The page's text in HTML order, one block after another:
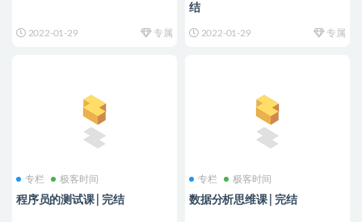
2022-01-29 专属
结
2022-01-29 专属
专栏 极客时间
程序员的测试课 | 完结
专栏 极客时间
数据分析思维课 | 完结